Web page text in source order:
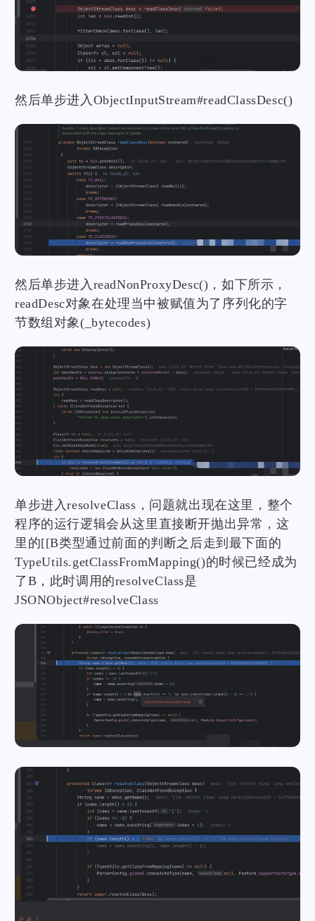
然后单步进入ObjectInputStream#readClassDesc()
然后单步进入readNonProxyDesc()，如下所示，
readDesc对象在处理当中被赋值为了序列化的字
节数组对象(_bytecodes)
单步进入resolveClass，问题就出现在这里，整个
程序的运行逻辑会从这里直接断开抛出异常，这
里的[[B类型通过前面的判断之后走到最下面的
TypeUtils.getClassFromMapping()的时候已经成为
了B，此时调用的resolveClass是
JSONObject#resolveClass